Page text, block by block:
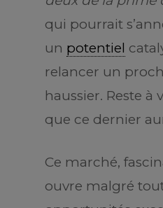
qui pourrait
un potentiel
relancer un
haussier. Reste à
que ce dernier
Ce marché,
ouvre malgré